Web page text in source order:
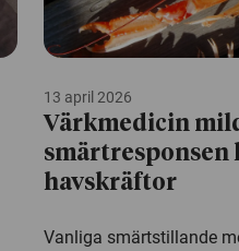
13 april 2026
Värkmedicin
smärtresponsen
havskräftor
Vanliga smärtstillande